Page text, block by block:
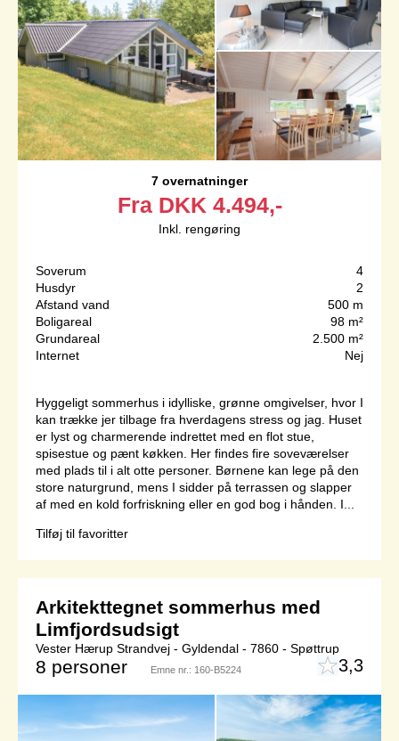
7 overnatninger
Fra DKK 4.494,-
Inkl. rengøring
Soverum
4
Husdyr
2
Afstand vand
500 m
Boligareal
98 m²
Grundareal
2.500 m²
Internet
Nej
Hyggeligt sommerhus i idylliske, grønne omgivelser, hvor I
kan trække jer tilbage fra hverdagens stress og jag. Huset
er lyst og charmerende indrettet med en flot stue,
spisestue og pænt køkken. Her findes fire soveværelser
med plads til i alt otte personer. Børnene kan lege på den
store naturgrund, mens I sidder på terrassen og slapper
af med en kold forfriskning eller en god bog i hånden. I...
Tilføj til favoritter
Arkitekttegnet sommerhus med
Limfjordsudsigt
Vester Hærup Strandvej - Gyldendal - 7860 - Spøttrup
8 personer Emne nr.: 160-B5224 3,3